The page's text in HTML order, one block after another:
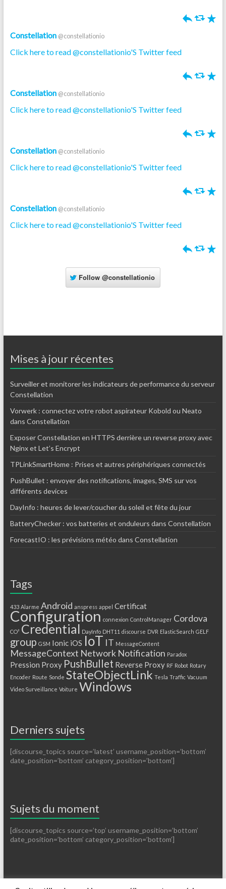
h J R
Constellation @constellationio
Click here to read @constellationio'S Twitter feed
h J R
Constellation @constellationio
Click here to read @constellationio'S Twitter feed
h J R
Constellation @constellationio
Click here to read @constellationio'S Twitter feed
h J R
Constellation @constellationio
Click here to read @constellationio'S Twitter feed
h J R
Follow @constellationio
Mises à jour récentes
Surveiller et monitorer les indicateurs de performance du serveur
Constellation
Vorwerk : connectez votre robot aspirateur Kobold ou Neato
dans Constellation
Exposer Constellation en HTTPS derrière un reverse proxy avec
Nginx et Let’s Encrypt
TPLinkSmartHome : Prises et autres périphériques connectés
PushBullet : envoyer des notifications, images, SMS sur vos
différents devices
DayInfo : heures de lever/coucher du soleil et fête du jour
BatteryChecker : vos batteries et onduleurs dans Constellation
ForecastIO : les prévisions météo dans Constellation
Tags
433 Alarme Android anspress appel Certificat
Configuration connexion ControlManager Cordova
CO² Credential DayInfo DHT11 discourse DVR ElasticSearch GELF
group GSM Ionic iOS IoT IT MessageContent
MessageContext Network Notification Paradox
Pression Proxy PushBullet Reverse Proxy RF Robot Rotary
Encoder Route Sonde StateObjectLink Tesla Traffic Vacuum
Video Surveillance Voiture Windows
Derniers sujets
[discourse_topics source=’latest’ username_position=’bottom’
date_position=’bottom’ category_position=’bottom’]
Sujets du moment
[discourse_topics source=’top’ username_position=’bottom’
date_position=’bottom’ category_position=’bottom’]